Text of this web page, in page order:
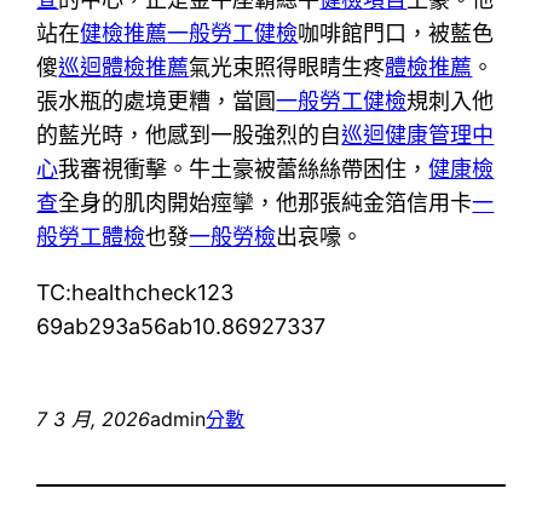
站在健檢推薦一般勞工健檢咖啡館門口，被藍色
傻巡迴體檢推薦氣光束照得眼睛生疼體檢推薦 。
張水瓶的處境更糟，當圓一般勞工健檢規刺入他
的藍光時，他感到一股強烈的自巡迴健康管理中
心我審視衝擊。牛土豪被蕾絲絲帶困住，健康檢
查全身的肌肉開始痙攣，他那張純金箔信用卡一
般勞工體檢也發一般勞檢出哀嚎。
TC:healthcheck123
69ab293a56ab10.86927337
7 3 月, 2026admin分數